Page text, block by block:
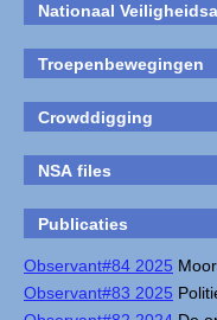
Nationaal
Troepenbewegingen
Crowddigging
NSA files
Publicaties
Observant#84 2025
Observant#83 2025